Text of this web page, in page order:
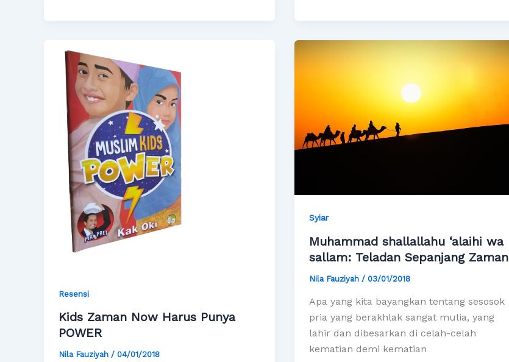
Resensi
Kids Zaman Now Harus Punya
POWER
Nila Fauziyah / 04/01/2018
Syiar
Muhammad shallallahu ‘alaihi wa
sallam: Teladan Sepanjang Zaman
Nila Fauziyah / 03/01/2018
Apa yang kita bayangkan tentang sesosok
pria yang berakhlak sangat mulia, yang
lahir dan dibesarkan di celah-celah
kematian demi kematian